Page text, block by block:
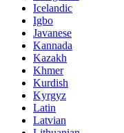
Icelandic
Igbo
Javanese
Kannada
Kazakh
Khmer
Kurdish
Kyrgyz
Latin
Latvian